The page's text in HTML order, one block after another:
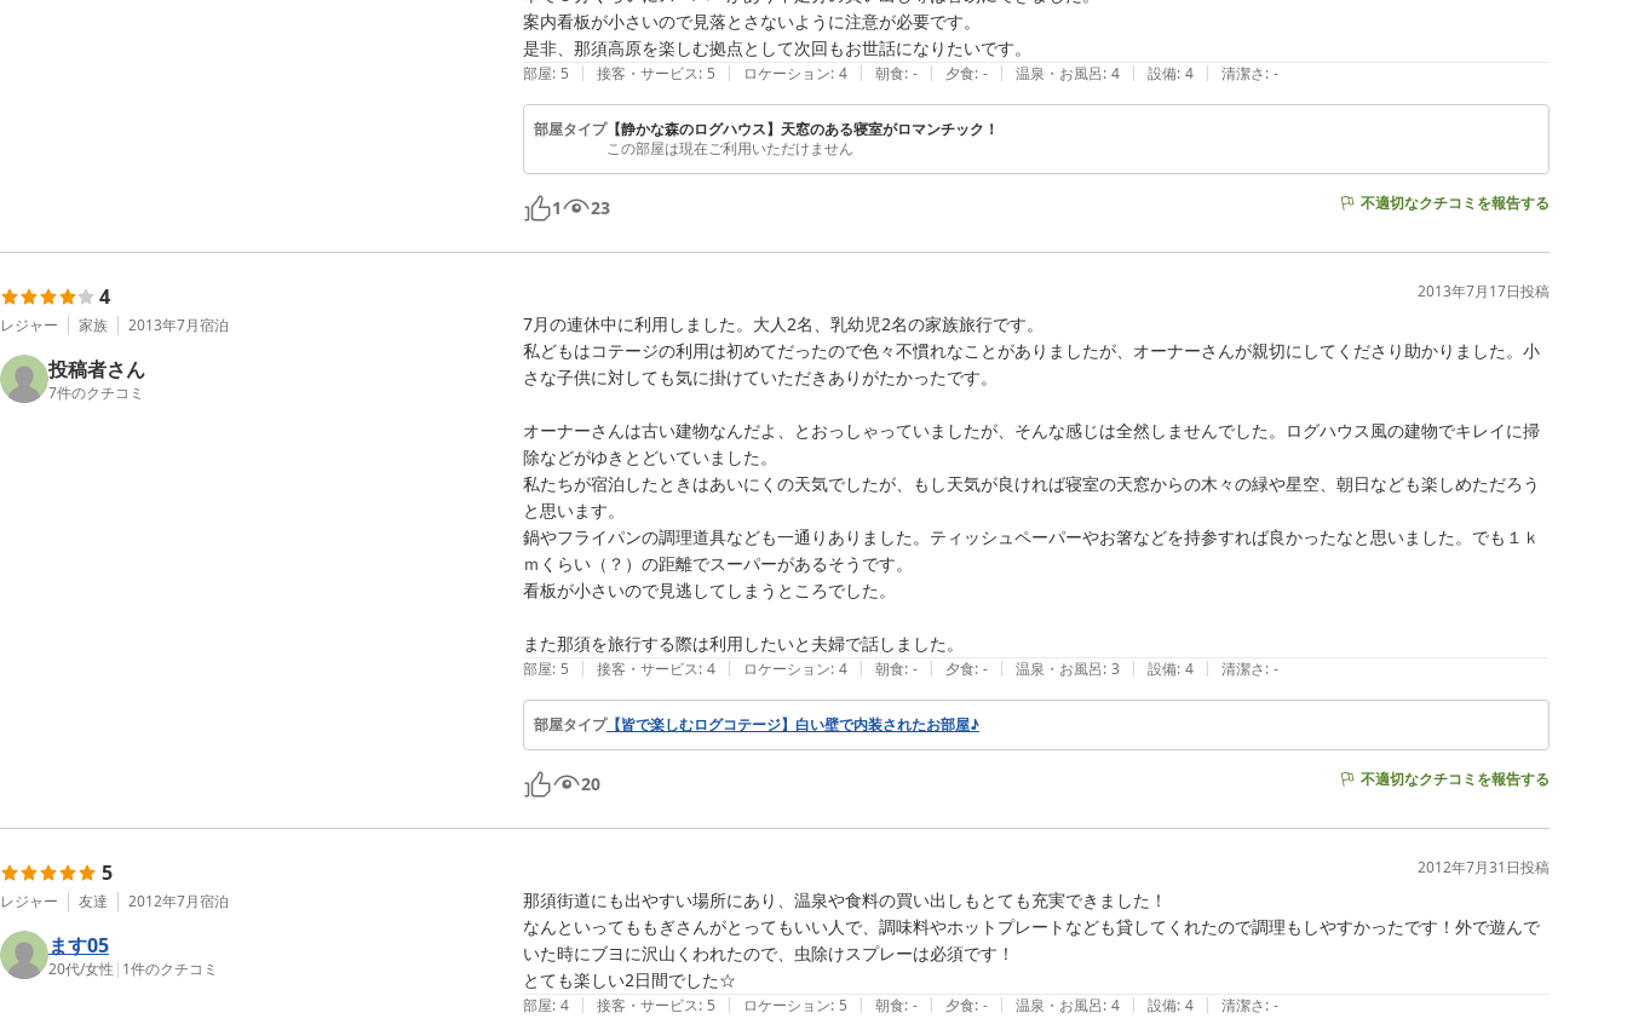
案内看板が小さいので見落とさないように注意が必要です。
是非、那須高原を楽しむ拠点として次回もお世話になりたいです。
部屋: 5 | 接客・サービス: 5 | ロケーション: 4 | 朝食: - | 夕食: - | 温泉・お風呂: 4 | 設備: 4 | 清潔さ: -
部屋タイプ【静かな森のログハウス】天窓のある寝室がロマンチック！
この部屋は現在ご利用いただけません
1 23 不適切なクチコミを報告する
4
レジャー 家族 2013年7月宿泊
投稿者さん
7件のクチコミ
2013年7月17日投稿
7月の連休中に利用しました。大人2名、乳幼児2名の家族旅行です。
私どもはコテージの利用は初めてだったので色々不慣れなことがありましたが、オーナーさんが親切にしてくださり助かりました。小
さな子供に対しても気に掛けていただきありがたかったです。
オーナーさんは古い建物なんだよ、とおっしゃっていましたが、そんな感じは全然しませんでした。ログハウス風の建物でキレイに掃
除などがゆきとどいていました。
私たちが宿泊したときはあいにくの天気でしたが、もし天気が良ければ寝室の天窓からの木々の緑や星空、朝日なども楽しめただろう
と思います。
鍋やフライパンの調理道具なども一通りありました。ティッシュペーパーやお箸などを持参すれば良かったなと思いました。でも１ｋ
ｍくらい（？）の距離でスーパーがあるそうです。
看板が小さいので見逃してしまうところでした。
また那須を旅行する際は利用したいと夫婦で話しました。
部屋: 5 | 接客・サービス: 4 | ロケーション: 4 | 朝食: - | 夕食: - | 温泉・お風呂: 3 | 設備: 4 | 清潔さ: -
部屋タイプ【皆で楽しむログコテージ】白い壁で内装されたお部屋♪
20 不適切なクチコミを報告する
5
レジャー 友達 2012年7月宿泊
ます05
20代/女性 | 1件のクチコミ
2012年7月31日投稿
那須街道にも出やすい場所にあり、温泉や食料の買い出しもとても充実できました！
なんといってももぎさんがとってもいい人で、調味料やホットプレートなども貸してくれたので調理もしやすかったです！外で遊んで
いた時にブヨに沢山くわれたので、虫除けスプレーは必須です！
とても楽しい2日間でした☆
部屋: 4 | 接客・サービス: 5 | ロケーション: 5 | 朝食: - | 夕食: - | 温泉・お風呂: 4 | 設備: 4 | 清潔さ: -